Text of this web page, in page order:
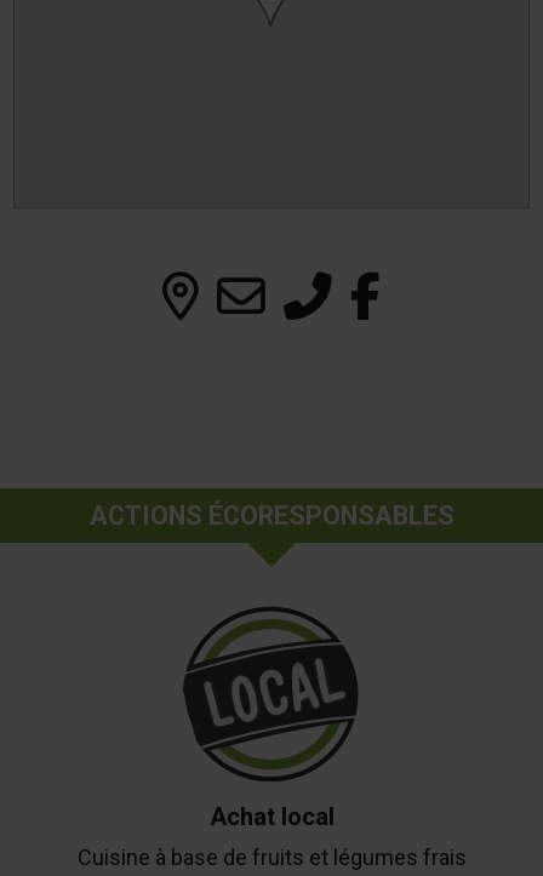
ACTIONS ÉCORESPONSABLES
Achat local
Cuisine à base de fruits et légumes frais